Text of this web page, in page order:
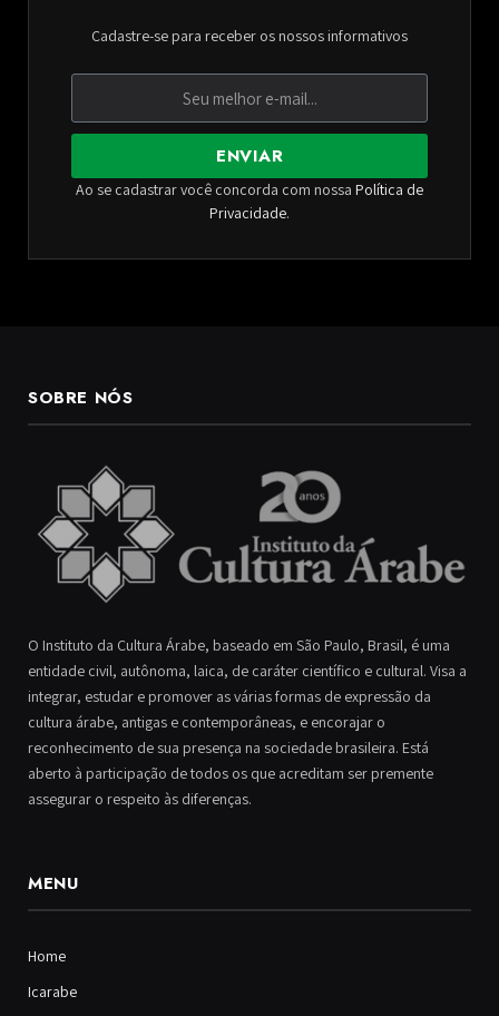
Cadastre-se para receber os nossos informativos
ENVIAR
Ao se cadastrar você concorda com nossa Política de
Privacidade.
SOBRE NÓS
O Instituto da Cultura Árabe, baseado em São Paulo, Brasil, é uma
entidade civil, autônoma, laica, de caráter científico e cultural. Visa a
integrar, estudar e promover as várias formas de expressão da
cultura árabe, antigas e contemporâneas, e encorajar o
reconhecimento de sua presença na sociedade brasileira. Está
aberto à participação de todos os que acreditam ser premente
assegurar o respeito às diferenças.
MENU
Home
Icarabe